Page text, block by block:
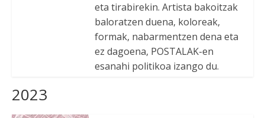
eta tirabirekin. Artista bakoitzak
baloratzen duena, koloreak,
formak, nabarmentzen dena eta
ez dagoena, POSTALAK-en
esanahi politikoa izango du.
2023